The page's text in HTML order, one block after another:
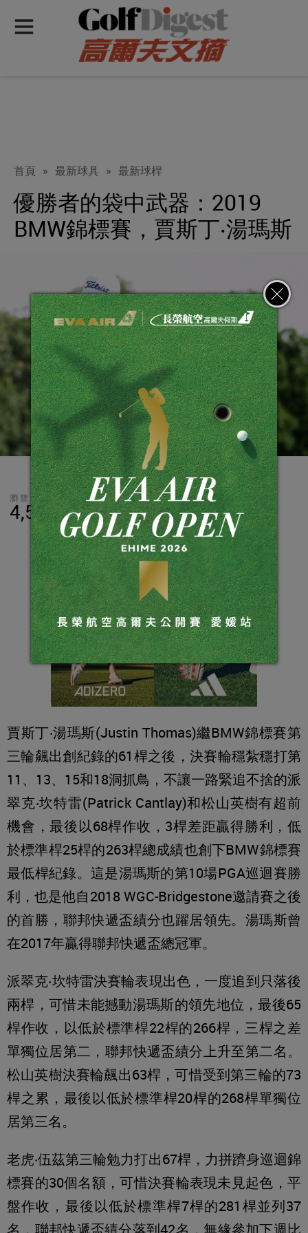
首頁 » 最新球具 » 最新球桿
優勝者的袋中武器：2019
BMW錦標賽，賈斯丁‧湯瑪斯
瀏覽數
4,597 分享 LINE
賈斯丁‧湯瑪斯(Justin Thomas)繼BMW錦標賽第
三輪飆出創紀錄的61桿之後，決賽輪穩紮穩打第
11、13、15和18洞抓鳥，不讓一路緊追不捨的派
翠克‧坎特雷(Patrick Cantlay)和松山英樹有超前
機會，最後以68桿作收，3桿差距贏得勝利，低
於標準桿25桿的263桿總成績也創下BMW錦標賽
最低桿紀錄。這是湯瑪斯的第10場PGA巡迴賽勝
利，也是他自2018 WGC-Bridgestone邀請賽之後
的首勝，聯邦快遞盃績分也躍居領先。湯瑪斯曾
在2017年贏得聯邦快遞盃總冠軍。
派翠克‧坎特雷決賽輪表現出色，一度追到只落後
兩桿，可惜未能撼動湯瑪斯的領先地位，最後65
桿作收，以低於標準桿22桿的266桿，三桿之差
單獨位居第二，聯邦快遞盃績分上升至第二名。
松山英樹決賽輪飆出63桿，可惜受到第三輪的73
桿之累，最後以低於標準桿20桿的268桿單獨位
居第三名。
老虎‧伍茲第三輪勉力打出67桿，力拼躋身巡迴錦
標賽的30個名額，可惜決賽輪表現未見起色，平
盤作收，最後以低於標準桿7桿的281桿並列37